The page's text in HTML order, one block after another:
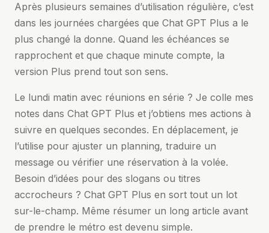
Après plusieurs semaines d’utilisation régulière, c’est
dans les journées chargées que Chat GPT Plus a le
plus changé la donne. Quand les échéances se
rapprochent et que chaque minute compte, la
version Plus prend tout son sens.
Le lundi matin avec réunions en série ? Je colle mes
notes dans Chat GPT Plus et j’obtiens mes actions à
suivre en quelques secondes. En déplacement, je
l’utilise pour ajuster un planning, traduire un
message ou vérifier une réservation à la volée.
Besoin d’idées pour des slogans ou titres
accrocheurs ? Chat GPT Plus en sort tout un lot
sur-le-champ. Même résumer un long article avant
de prendre le métro est devenu simple.